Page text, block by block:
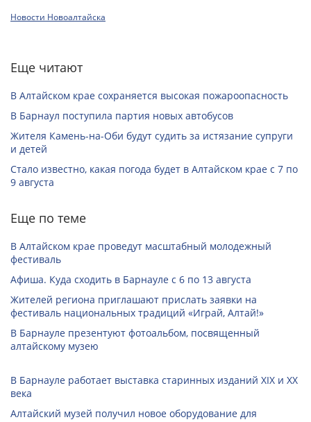
Новости Новоалтайска
Еще читают
В Алтайском крае сохраняется высокая пожароопасность
В Барнаул поступила партия новых автобусов
Жителя Камень-на-Оби будут судить за истязание супруги
и детей
Стало известно, какая погода будет в Алтайском крае с 7 по
9 августа
Еще по теме
В Алтайском крае проведут масштабный молодежный
фестиваль
Афиша. Куда сходить в Барнауле с 6 по 13 августа
Жителей региона приглашают прислать заявки на
фестиваль национальных традиций «Играй, Алтай!»
В Барнауле презентуют фотоальбом, посвященный
алтайскому музею
В Барнауле работает выставка старинных изданий XIX и XX
века
Алтайский музей получил новое оборудование для